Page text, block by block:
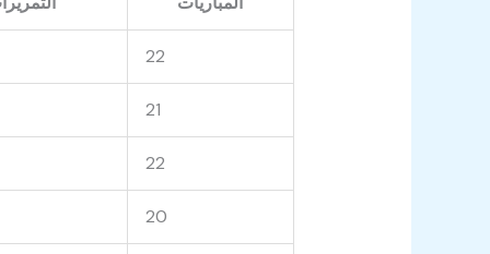
22
21
22
20